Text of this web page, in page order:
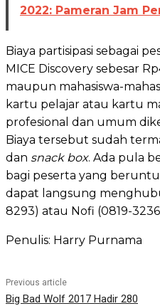
2022: Pameran Jam
Biaya partisipasi sebagai
MICE Discovery sebesar
maupun mahasiswa-
kartu pelajar atau kartu
profesional dan umum
Biaya tersebut sudah
dan snack box. Ada pula
bagi peserta yang
dapat langsung
8293) atau Nofi (0819-
Penulis: Harry Purnama
Previous article
Big Bad Wolf 2017 Hadir 280